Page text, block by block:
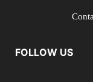
FOLLOW US